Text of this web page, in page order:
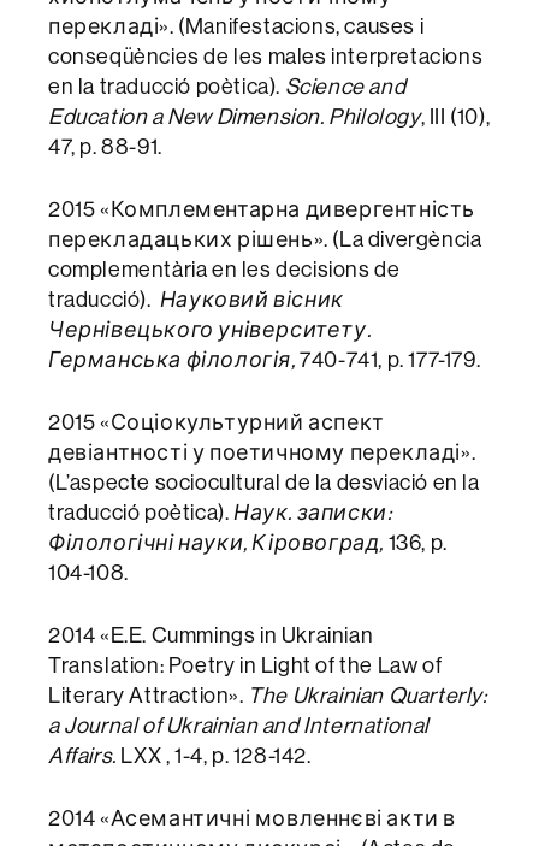
перекладі». (Manifestacions, causes i
conseqüències de les males interpretacions
en la traducció poètica). Science and
Education a New Dimension. Philology, III (10),
47, p. 88-91.
2015 «Комплементарна дивергентність
перекладацьких рішень». (La divergència
complementària en les decisions de
traducció). Науковий вісник
Чернівецького університету.
Германська філологія,740-741, p. 177-179.
2015 «Соціокультурний аспект
девіантності у поетичному перекладі».
(L’aspecte sociocultural de la desviació en la
traducció poètica).Наук. записки:
Філологічні науки, Кіровоград, 136, p.
104-108.
2014 «E.E. Cummings in Ukrainian
Translation: Poetry in Light of the Law of
Literary Attraction». The Ukrainian Quarterly:
a Journal of Ukrainian and International
Affairs. LXX , 1-4, p. 128-142.
2014 «Асемантичні мовленнєві акти в